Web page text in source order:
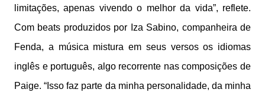
limitações, apenas vivendo o melhor da vida”, reflete.
Com beats produzidos por Iza Sabino, companheira de
Fenda, a música mistura em seus versos os idiomas
inglês e português, algo recorrente nas composições de
Paige. “Isso faz parte da minha personalidade, da minha